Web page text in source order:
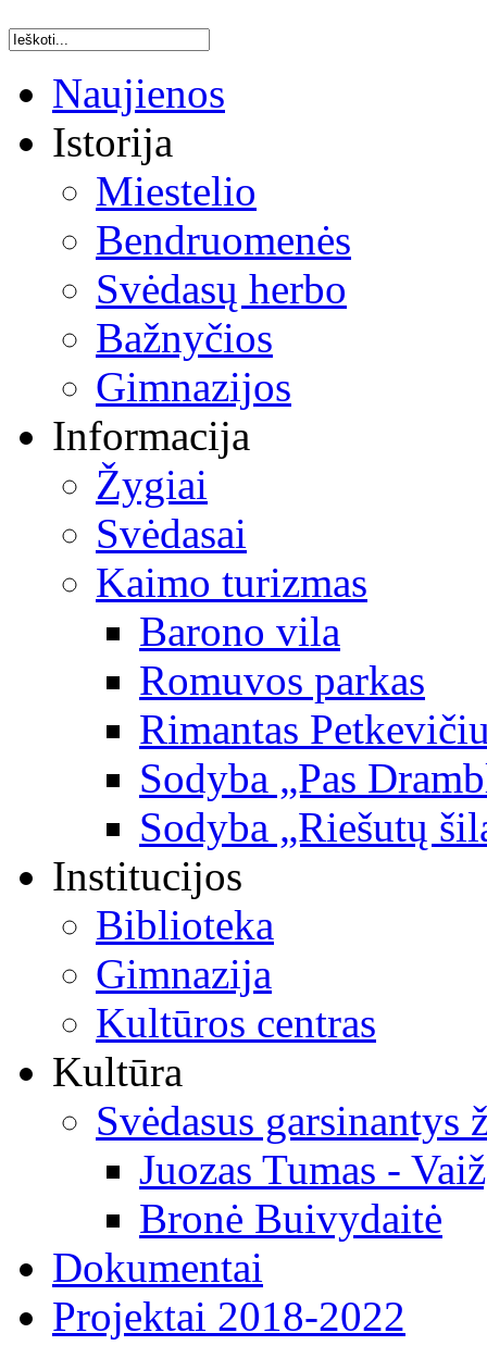
Naujienos
Istorija
Miestelio
Bendruomenės
Svėdasų herbo
Bažnyčios
Gimnazijos
Informacija
Žygiai
Svėdasai
Kaimo turizmas
Barono vila
Romuvos parkas
Rimantas
Sodyba „Pas
Sodyba „Riešutų
Institucijos
Biblioteka
Gimnazija
Kultūros centras
Kultūra
Svėdasus garsinantys
Juozas Tumas -
Bronė Buivydaitė
Dokumentai
Projektai 2018-2022